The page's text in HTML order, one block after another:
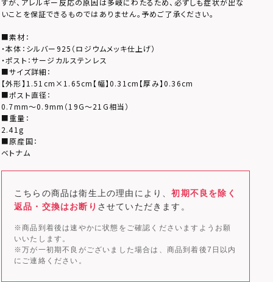
いことを保証できるものではありません。予めご了承ください。
■素材：
・本体：シルバー925（ロジウムメッキ仕上げ）
・ポスト：サージカルステンレス
■サイズ詳細：
【外形】1.51cm×1.65cm【幅】0.31cm【厚み】0.36cm
■ポスト直径：
0.7mm～0.9mm（19G～21G相当）
■重量：
2.41g
■原産国：
ベトナム
こちらの商品は衛生上の理由により、初期不良を除く
返品・交換はお断り させていただきます。
※商品到着後は速やかに状態をご確認くださいますようお願
いいたします。
※万が一初期不良がございました場合は、商品到着後7日以内
にご連絡ください。